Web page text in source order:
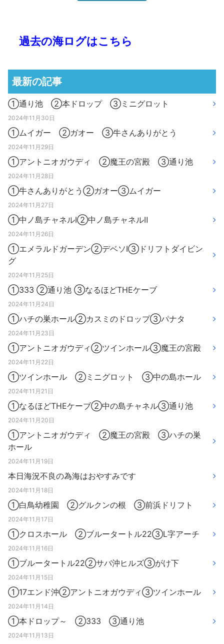
過去の海ログはこちら
最新の記事
①通り池 ②本ドロップ ③ミニグロット
2024年11月30日
①ムイガー ②ガオー ③牛さんありがとう
2024年11月29日
①アントニオガウディ ②魔王の宮殿 ③通り池
2024年11月28日
①牛さんありがとう②ガオー③ムイガー
2024年11月27日
①中ノ島チャネルⅠ②中ノ島チャネルⅡ
2024年11月26日
①エメラルドガーデン②デベソⅠ③ドリフトダイビン
グ
2024年11月25日
①333 ②通り池 ③なるほどTHEケーブ
2024年11月24日
①ハチの巣ホール②カスミのドロップ③パナタ
2024年11月23日
①アントニオガウディ②ツインホール③魔王の宮殿
2024年11月22日
①ツインホール ②ミニグロット ③中の島ホール
2024年11月21日
①なるほどTHEケーブ②中の島チャネル③通り池
2024年11月20日
①アントニオガウディ ②魔王の宮殿 ③ハチの巣
ホール
2024年11月19日
本日海況不良の為海はおやすみです
2024年11月18日
①白鳥幼稚園 ②グルクンの根 ③前浜ドリフト
2024年11月17日
①クロスホール ②ブルータートル22③L字アーチ
2024年11月16日
①ブルータートル22②サバ沖ヒルズ③がけ下
2024年11月15日
①17エンド沖②アントニオガウディ③ツインホール
2024年11月14日
①本ドロップ～ ②333 ③通り池
2024年11月13日